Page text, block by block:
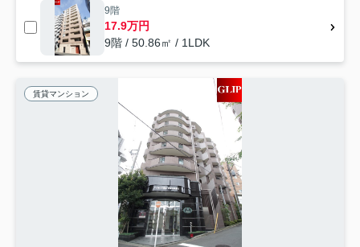
9階
17.9万円
9階 / 50.86㎡ / 1LDK
賃貸マンション